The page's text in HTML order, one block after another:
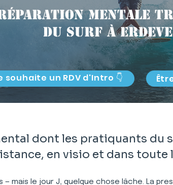
mentale
du surf à
souhaite un RDV d'Intro 👇
dont les pratiquants du
en visio et dans toute
mais le jour J, quelque chose lâche. La